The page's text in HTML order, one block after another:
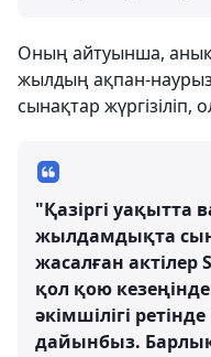
Оның айтуынша,
жылдың ақпан-
сынақтар
"Қазіргі уақытта
жылдамдықта
жасалған
қол қою
әкімшілігі
дайынбыз.